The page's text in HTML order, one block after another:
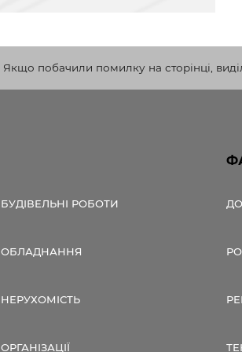
Якщо побачили помилку на сторінці,
БУДІВЕЛЬНІ РОБОТИ
ОБЛАДНАННЯ
НЕРУХОМІСТЬ
ОРГАНІЗАЦІЇ